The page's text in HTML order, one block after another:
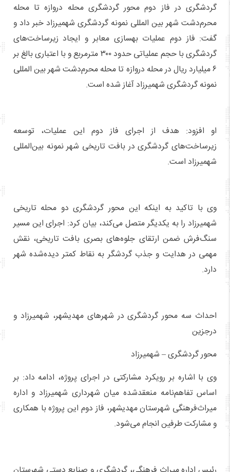
گردشگری در فاز دوم محور گردشگری محله دروازه تا محله
محرم‌دشت شهر بین المللی نمونه گردشگری شهمیرزاد خبر داد و
گفت: فاز دوم عملیات بهسازی معابر و ایجاد زیرساخت‌های
گردشگری با حجم عملیاتی حدود ۳۰۰ مترمربع و با اعتباری بالغ‌ بر
۶ میلیارد ریال در محله دروازه تا محله محرم‌دشت شهر بین المللی
نمونه گردشگری شهمیرزاد آغاز شده است.
او افزود: هدف از اجرای فاز دوم این عملیات، توسعه
زیرساخت‌های گردشگری در بافت تاریخی شهر نمونه بین‌المللی
شهمیرزاد است.
وی با تاکید به اینکه این محور گردشگری دو محله تاریخی
شهمیرزاد را به یکدیگر متصل می‌کند، بیان کرد: اجرای این مسیر
سنگ‌فرش ضمن ارتقای جلوه‌های بصری بافت تاریخی، نقش
مهمی در هدایت و جذب گردشگر به نقاط کمتر دیده‌شده شهر
دارد.
احداث سه محور گردشگری در شهرهای مهدیشهر، شهمیرزاد و
درجزین
محور گردشگری – شهمیرزاد
وی با اشاره بر رویکرد مشارکتی در اجرای پروژه، ادامه داد: بر
اساس تفاهم‌نامه منعقدشده میان شهرداری شهمیرزاد و اداره
میراث‌فرهنگی شهرستان مهدیشهر، فاز دوم این پروژه با همکاری
و مشارکت طرفین انجام می‌شود.